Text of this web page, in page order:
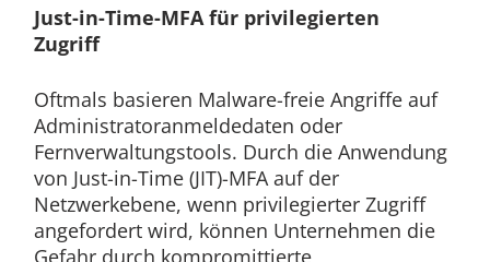
Just-in-Time-MFA für privilegierten
Zugriff
Oftmals basieren Malware-freie Angriffe auf
Administratoranmeldedaten oder
Fernverwaltungstools. Durch die Anwendung
von Just-in-Time (JIT)-MFA auf der
Netzwerkebene, wenn privilegierter Zugriff
angefordert wird, können Unternehmen die
Gefahr durch kompromittierte